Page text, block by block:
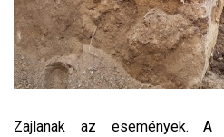
Zajlanak az események. A